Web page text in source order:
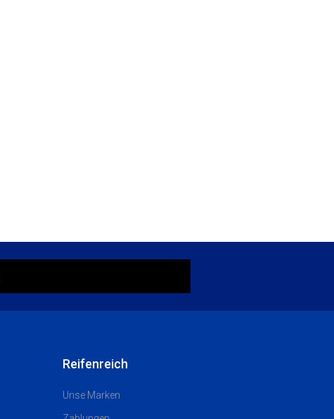
Reifenreich
Unse Marken